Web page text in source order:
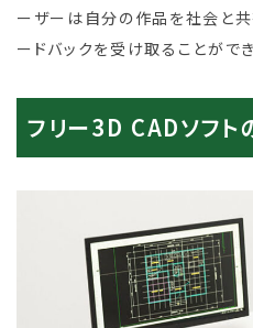
ーザーは自分の作品を社会と共
ードバックを受け取ることができ
フリー3D CADソフト